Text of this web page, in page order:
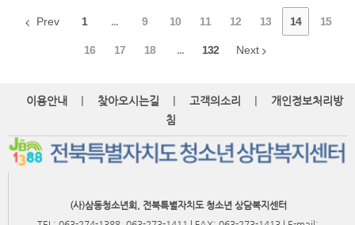
Prev 1 ... 9 10 11 12 13 14 15
16 17 18 ... 132 Next
이용안내 | 찾아오시는길 | 고객의소리 |
개인정보처리방
침
(사)삼동청소년회, 전북특별자치도 청소년 상담복지센터